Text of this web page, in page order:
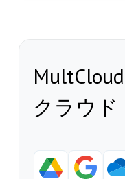
クラウド